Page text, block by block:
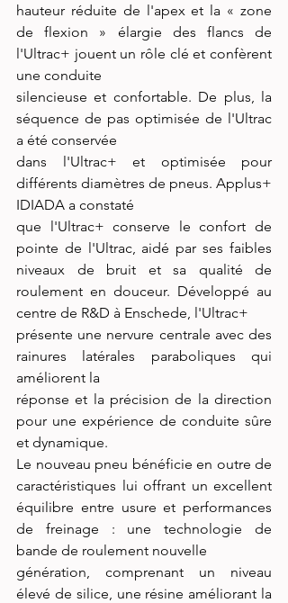
hauteur réduite de l'apex et la « zone
de flexion » élargie des flancs de
l'Ultrac+ jouent un rôle clé et confèrent
une conduite
silencieuse et confortable. De plus, la
séquence de pas optimisée de l'Ultrac
a été conservée
dans l'Ultrac+ et optimisée pour
différents diamètres de pneus. Applus+
IDIADA a constaté
que l'Ultrac+ conserve le confort de
pointe de l'Ultrac, aidé par ses faibles
niveaux de bruit et sa qualité de
roulement en douceur. Développé au
centre de R&D à Enschede, l'Ultrac+
présente une nervure centrale avec des
rainures latérales paraboliques qui
améliorent la
réponse et la précision de la direction
pour une expérience de conduite sûre
et dynamique.
Le nouveau pneu bénéficie en outre de
caractéristiques lui offrant un excellent
équilibre entre usure et performances
de freinage : une technologie de
bande de roulement nouvelle
génération, comprenant un niveau
élevé de silice, une résine améliorant la